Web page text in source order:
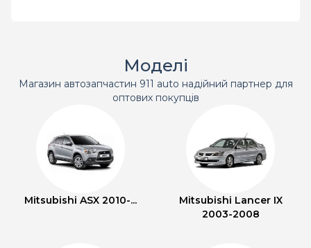
Моделі
Магазин автозапчастин 911 auto надійний партнер для
оптових покупців
Mitsubishi ASX 2010-...
Mitsubishi Lancer IX
2003-2008